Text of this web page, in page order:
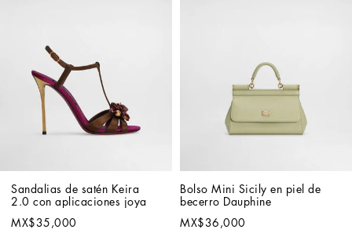
Sandalias de satén Keira
2.0 con aplicaciones joya
MX$35,000
Bolso Mini Sicily en piel de
becerro Dauphine
MX$36,000